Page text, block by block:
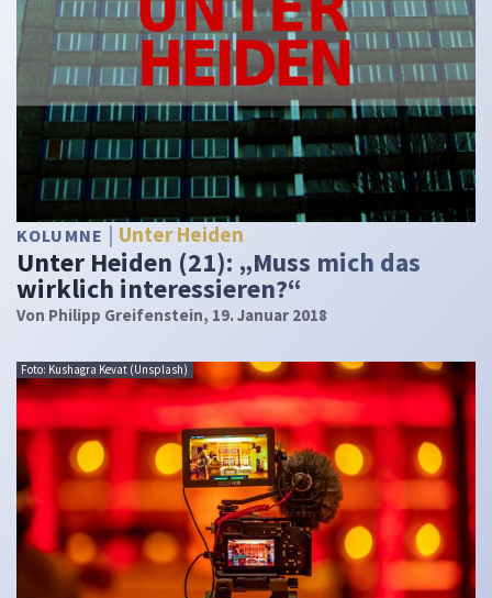
KOLUMNE Unter Heiden
Unter Heiden (21): „Muss mich das
wirklich interessieren?“
Von Philipp Greifenstein, 19. Januar 2018
Foto: Kushagra Kevat (Unsplash)